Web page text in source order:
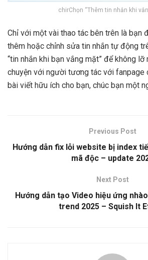
chirChọn “Thêm tin nhắn khi
Chỉ với một vài thao tác bên trên là bạn
thêm hoặc chỉnh sửa tin nhắn tự động
“tin nhắn khi bạn vắng mặt” để không
chuyện với người tương tác với fanpage
bài viết hữu ích cho bạn, chúc bạn một
Previous Post
Hướng dẫn fix lỗi website bị index
mã độc – update
Next Post
Hướng dẫn tạo Video hiệu ứng
trend 2025 – Squish It